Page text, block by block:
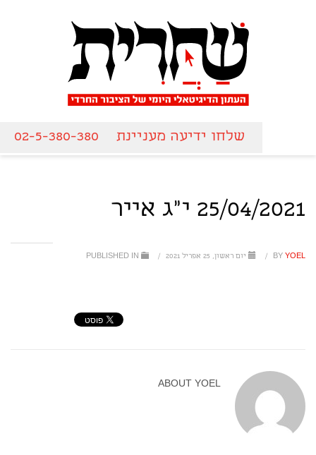
שלחו ידיעה מעניינת 02-5-380-380
25/04/2021 י"ג אייר
BY YOEL
/ יום ראשון, 25 אפריל 2021 /
ABOUT YOEL